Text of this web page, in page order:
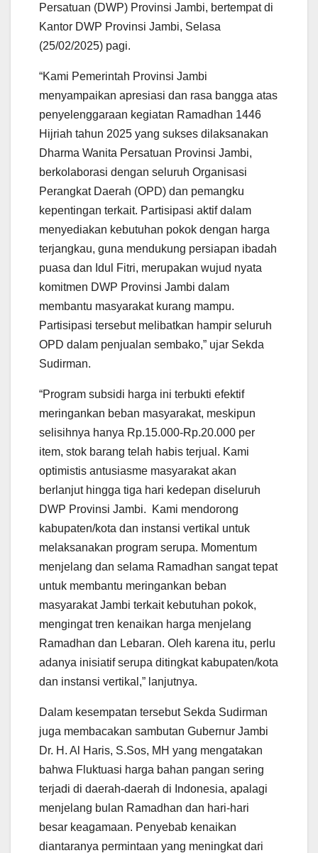
Persatuan (DWP) Provinsi Jambi, bertempat di
Kantor DWP Provinsi Jambi, Selasa
(25/02/2025) pagi.
“Kami Pemerintah Provinsi Jambi
menyampaikan apresiasi dan rasa bangga atas
penyelenggaraan kegiatan Ramadhan 1446
Hijriah tahun 2025 yang sukses dilaksanakan
Dharma Wanita Persatuan Provinsi Jambi,
berkolaborasi dengan seluruh Organisasi
Perangkat Daerah (OPD) dan pemangku
kepentingan terkait. Partisipasi aktif dalam
menyediakan kebutuhan pokok dengan harga
terjangkau, guna mendukung persiapan ibadah
puasa dan Idul Fitri, merupakan wujud nyata
komitmen DWP Provinsi Jambi dalam
membantu masyarakat kurang mampu.
Partisipasi tersebut melibatkan hampir seluruh
OPD dalam penjualan sembako,” ujar Sekda
Sudirman.
“Program subsidi harga ini terbukti efektif
meringankan beban masyarakat, meskipun
selisihnya hanya Rp.15.000-Rp.20.000 per
item, stok barang telah habis terjual. Kami
optimistis antusiasme masyarakat akan
berlanjut hingga tiga hari kedepan diseluruh
DWP Provinsi Jambi. Kami mendorong
kabupaten/kota dan instansi vertikal untuk
melaksanakan program serupa. Momentum
menjelang dan selama Ramadhan sangat tepat
untuk membantu meringankan beban
masyarakat Jambi terkait kebutuhan pokok,
mengingat tren kenaikan harga menjelang
Ramadhan dan Lebaran. Oleh karena itu, perlu
adanya inisiatif serupa ditingkat kabupaten/kota
dan instansi vertikal,” lanjutnya.
Dalam kesempatan tersebut Sekda Sudirman
juga membacakan sambutan Gubernur Jambi
Dr. H. Al Haris, S.Sos, MH yang mengatakan
bahwa Fluktuasi harga bahan pangan sering
terjadi di daerah-daerah di Indonesia, apalagi
menjelang bulan Ramadhan dan hari-hari
besar keagamaan. Penyebab kenaikan
diantaranya permintaan yang meningkat dari